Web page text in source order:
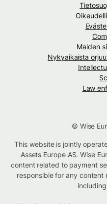
Maiden
Nykyaikaista
Law
© Wise
This website is jointly
Assets Europe AS. Wise
content related to payment
responsible for any content